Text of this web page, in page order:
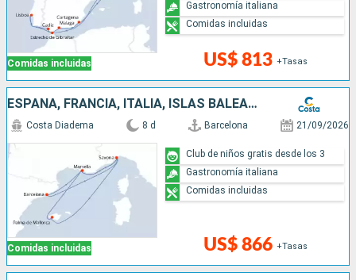
Comidas incluidas US$ 813 +Tasas
Gastronomía italiana
Comidas incluidas
ESPAÑA, FRANCIA, ITALIA, ISLAS BALEARES
Comidas incluidas
Costa Diadema 8 d Barcelona 21/09/2026
US$ 866 +Tasas
Club de niños gratis desde los 3
Gastronomía italiana
Comidas incluidas